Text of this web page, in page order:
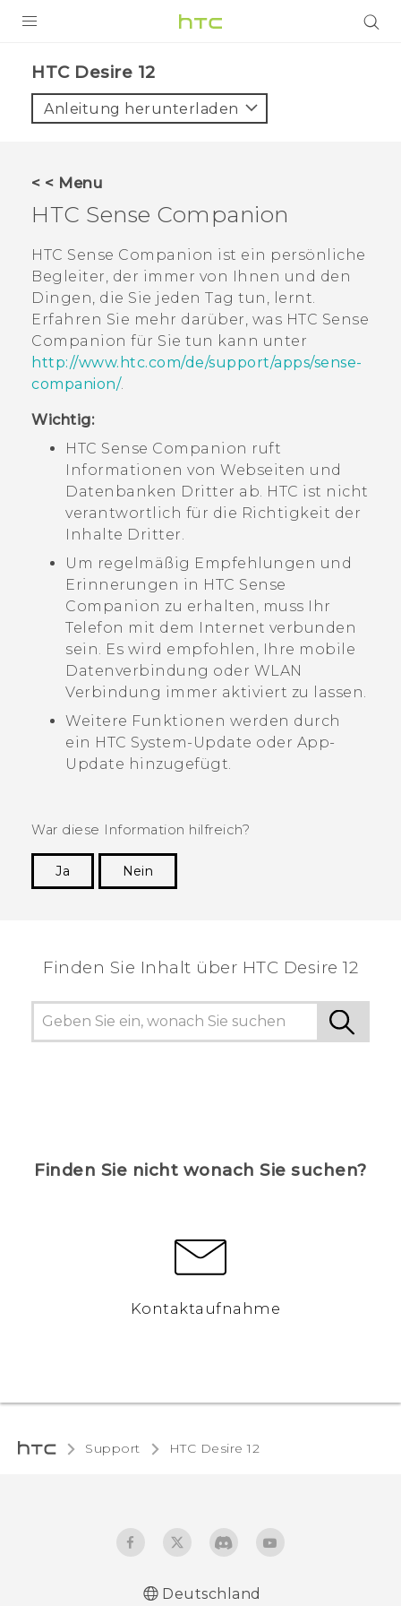
VIVE
UNTERSTÜTZUNG
HTC-Geräte und Zubehör
Anmelden
HTC Desire 12‎
Anleitung herunterladen
< < Menu
HTC Sense Companion
HTC Sense Companion ist ein persönliche
Begleiter, der immer von Ihnen und den
Dingen, die Sie jeden Tag tun, lernt.
Erfahren Sie mehr darüber, was HTC Sense
Companion für Sie tun kann unter
http://www.htc.com/de/support/apps/sense-
companion/.
Wichtig:
HTC Sense Companion ruft
Informationen von Webseiten und
Datenbanken Dritter ab. HTC ist nicht
verantwortlich für die Richtigkeit der
Inhalte Dritter.
Um regelmäßig Empfehlungen und
Erinnerungen in HTC Sense
Companion zu erhalten, muss Ihr
Telefon mit dem Internet verbunden
sein. Es wird empfohlen, Ihre mobile
Datenverbindung oder WLAN
Verbindung immer aktiviert zu lassen.
Weitere Funktionen werden durch
ein HTC System-Update oder App-
Update hinzugefügt.
War diese Information hilfreich?
Ja
Nein
Finden Sie Inhalt über‎ HTC Desire 12
Finden Sie nicht wonach Sie suchen?
Kontaktaufnahme
Support HTC Desire 12‎
Deutschland